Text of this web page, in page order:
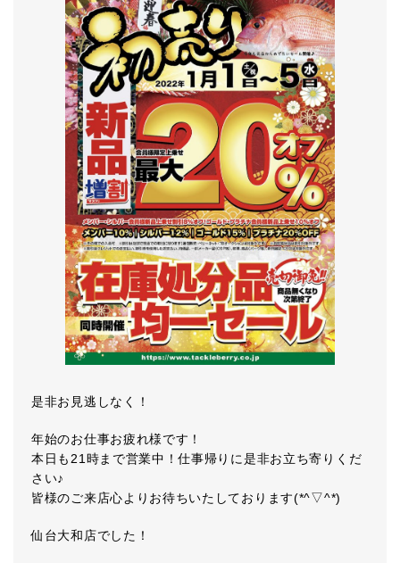
是非お見逃しなく！
年始のお仕事お疲れ様です！
本日も21時まで営業中！仕事帰りに是非お立ち寄りくだ
さい♪
皆様のご来店心よりお待ちいたしております(*^▽^*)
仙台大和店でした！